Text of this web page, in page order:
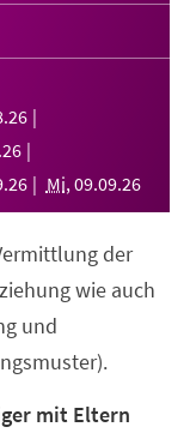
.26
26
.26 Mi, 09.09.26
der
wie auch
und
mit Eltern